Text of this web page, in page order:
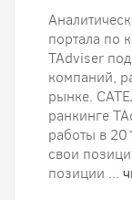
портала по
TAdviser
компаний,
рынке.
ранкинге
работы в
свои
позиции ...